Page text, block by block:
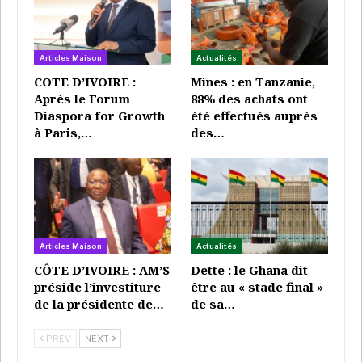
effectués…
Super Admin Juil 18, 2026
de la présidente…
Super Admin Juil 18, 2026
Départ de la force française
Sabre
Les relations entre la France et le Burkina Faso se
sont dégradées depuis l’arrivée au pouvoir du
capitaine Ibrahim Traoré par un coup d’État, en
septembre 2022.
Le 18 janvier, les autorités de Ouagadougou avaient
demandé
le départ, dans un délai d’un mois, de la force
Articles Maison
COTE D’IVOIRE :
Après le Forum
Diaspora for Growth
à Paris,…
Actualités
Mines : en Tanzanie,
88% des achats ont
été effectués auprès
des…
Articles Maison
CÔTE D’IVOIRE : AM’S
préside l’investiture
de la présidente de…
Actualités
Dette : le Ghana dit
être au « stade final »
de sa…
PREV NEXT